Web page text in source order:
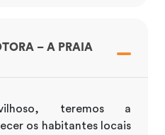
– A PRAIA
teremos a
os habitantes locais